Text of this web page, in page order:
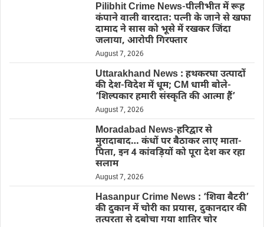
Pilibhit Crime News-पीलीभीत में रूह
कंपाने वाली वारदात: पत्नी के जाने से खफा
दामाद ने सास को भूसे में रखकर जिंदा
जलाया, आरोपी गिरफ्तार
August 7, 2026
Uttarakhand News : हथकरघा उत्पादों
की देश-विदेश में धूम; CM धामी बोले-
‘शिल्पकार हमारी संस्कृति की आत्मा हैं’
August 7, 2026
Moradabad News-हरिद्वार से
मुरादाबाद… कंधों पर बैठाकर लाए माता-
पिता, इन 4 कांवड़ियों को पूरा देश कर रहा
सलाम
August 7, 2026
Hasanpur Crime News : ‘शिवा बैटरी’
की दुकान में चोरी का प्रयास, दुकानदार की
तत्परता से दबोचा गया शातिर चोर